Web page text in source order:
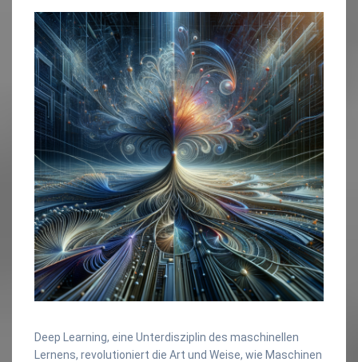
Deep Learning, eine Unterdisziplin des maschinellen
Lernens, revolutioniert die Art und Weise, wie Maschinen